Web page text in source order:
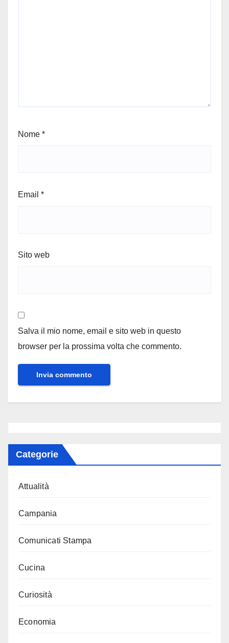
Nome *
Email *
Sito web
Salva il mio nome, email e sito web in questo
browser per la prossima volta che commento.
Categorie
Attualità
Campania
Comunicati Stampa
Cucina
Curiosità
Economia